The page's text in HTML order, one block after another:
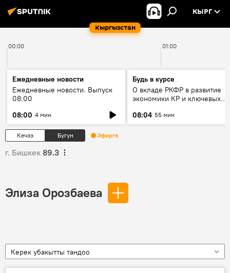
Кыргызстан
КЫРГ
00:00 01:00
Ежедневные новости
Ежедневные новости. Выпуск
08:00
08:00 4 мин
Будь в курсе
О вкладе РКФР в развитие
экономики КР и ключевых
08:04 55 мин
Кечээ Бүгүн Эфирге
г. Бишкек 89.3
Элиза Орозбаева
Керек убакытты тандоо